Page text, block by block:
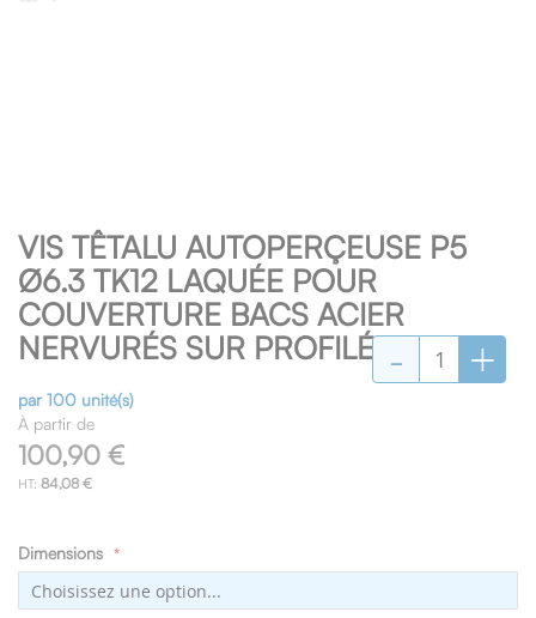
VIS TÊTALU AUTOPERÇEUSE P5
Ø6.3 TK12 LAQUÉE POUR
COUVERTURE BACS ACIER
NERVURÉS SUR PROFILÉS/TUBES
par 100 unité(s)
À partir de
100,90 €
84,08 €
Dimensions
- +
to
the
beginning
of
the
images
gallery